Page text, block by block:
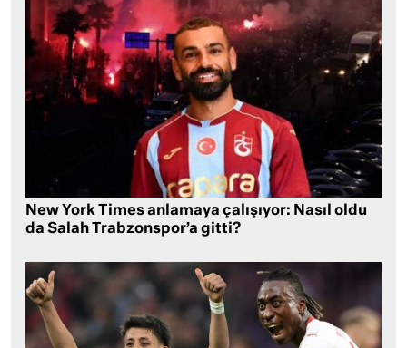
New York Times anlamaya çalışıyor: Nasıl oldu
da Salah Trabzonspor’a gitti?